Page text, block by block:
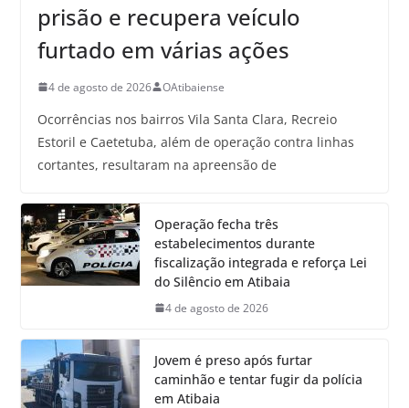
prisão e recupera veículo
furtado em várias ações
4 de agosto de 2026 OAtibaiense
Ocorrências nos bairros Vila Santa Clara, Recreio
Estoril e Caetetuba, além de operação contra linhas
cortantes, resultaram na apreensão de
Operação fecha três
estabelecimentos durante
fiscalização integrada e reforça Lei
do Silêncio em Atibaia
4 de agosto de 2026
Jovem é preso após furtar
caminhão e tentar fugir da polícia
em Atibaia